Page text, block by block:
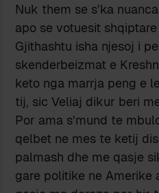
Nuk them se s’ka
apo se votuesit
Gjithashtu isha njesoj i
skenderbeizmat e
keto nga marrja peng e
tij, sic Veliaj dikur beri
Por ama s’mund te
qelbet ne mes te ketij
palmash dhe me qasje
gare politike ne Amerike